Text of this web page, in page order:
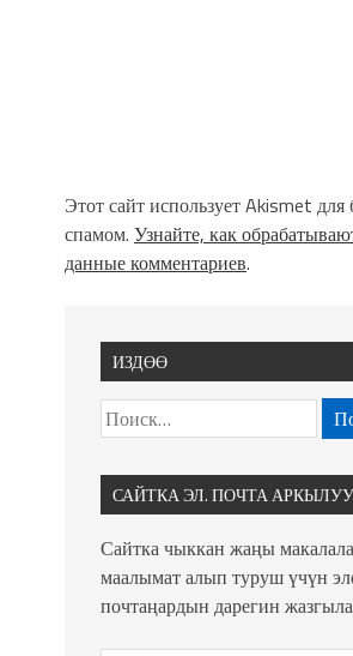
Этот сайт использует Akismet для
спамом. Узнайте, как
данные комментариев.
ИЗДӨӨ
САЙТКА ЭЛ. ПОЧТА
Сайтка чыккан жаңы
маалымат алып туруш үчүн
почтаңардын дарегин